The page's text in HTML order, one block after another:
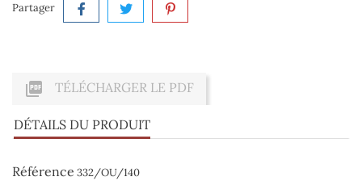
Partager
 TÉLÉCHARGER LE PDF
DÉTAILS DU PRODUIT
Référence 332/OU/140